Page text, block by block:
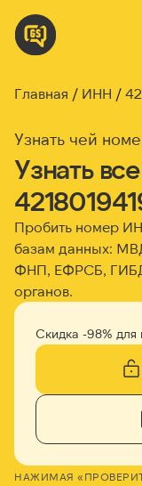
Главная ИНН
Узнать чей
Узнать
Пробить номер
базам данных:
ФНП, ЕФРСБ,
органов.
Скидка -98% для
НАЖИМАЯ